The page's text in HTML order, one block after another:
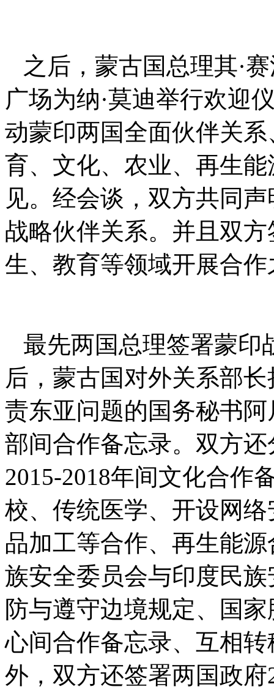
之后，蒙古国总理其·
广场为纳·莫迪举行欢迎
动蒙印两国全面伙伴关
育、文化、农业、再生
见。经会谈，双方共同
战略伙伴关系。并且双
生、教育等领域开展合
最先两国总理签署蒙印
后，蒙古国对外关系部
责东亚问题的国务秘书
部间合作备忘录。双方
2015-2018年间文化合作
校、传统医学、开设网
品加工等合作、再生能
族安全委员会与印度民
防与遵守边境规定、国
心间合作备忘录、互相
外，双方还签署两国政府